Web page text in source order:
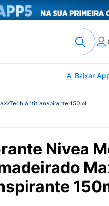
Baixar
Antitranspirante 150ml
Nivea